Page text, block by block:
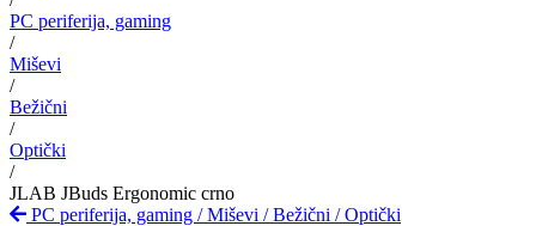
PC periferija, gaming
/
Miševi
/
Bežični
/
Optički
/
JLAB JBuds Ergonomic crno
PC periferija, gaming /Miševi /Bežični /Optički